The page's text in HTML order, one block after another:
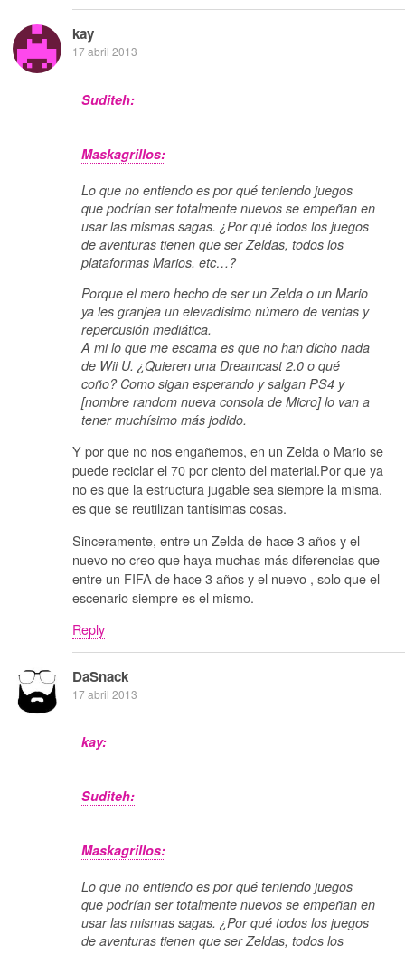
kay
17 abril 2013
Suditeh:
Maskagrillos:
Lo que no entiendo es por qué teniendo juegos
que podrían ser totalmente nuevos se empeñan en
usar las mismas sagas. ¿Por qué todos los juegos
de aventuras tienen que ser Zeldas, todos los
plataformas Marios, etc…?
Porque el mero hecho de ser un Zelda o un Mario
ya les granjea un elevadísimo número de ventas y
repercusión mediática.
A mi lo que me escama es que no han dicho nada
de Wii U. ¿Quieren una Dreamcast 2.0 o qué
coño? Como sigan esperando y salgan PS4 y
[nombre random nueva consola de Micro] lo van a
tener muchísimo más jodido.
Y por que no nos engañemos, en un Zelda o Mario se
puede reciclar el 70 por ciento del material.Por que ya
no es que la estructura jugable sea siempre la misma,
es que se reutilizan tantísimas cosas.
Sinceramente, entre un Zelda de hace 3 años y el
nuevo no creo que haya muchas más diferencias que
entre un FIFA de hace 3 años y el nuevo , solo que el
escenario siempre es el mismo.
Reply
DaSnack
17 abril 2013
kay:
Suditeh:
Maskagrillos:
Lo que no entiendo es por qué teniendo juegos
que podrían ser totalmente nuevos se empeñan en
usar las mismas sagas. ¿Por qué todos los juegos
de aventuras tienen que ser Zeldas, todos los